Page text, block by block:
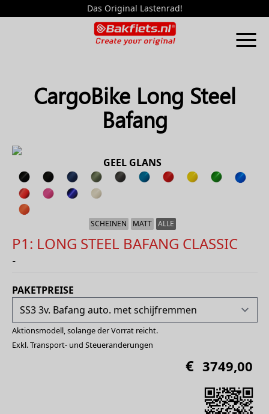
Das Original Lastenrad!
CargoBike Long Steel
Bafang
GEEL GLANS
SCHEINEN MATT ALLE
P1: LONG STEEL BAFANG CLASSIC
-
PAKETPREISE
Aktionsmodell, solange der Vorrat reicht.
Exkl. Transport- und Steueranderungen
€ 3749,00